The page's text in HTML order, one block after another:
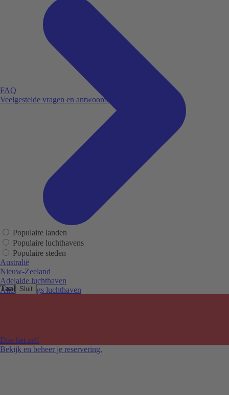
Taal Sluit
FAQ
Veelgestelde vragen en antwoorden.
Doe het zelf
Bekijk en beheer je reservering.
Populaire landen
Populaire luchthavens
Populaire steden
Australië
Nieuw-Zeeland
Adelaide luchthaven
Alice Springs luchthaven
Melbourne Tullamarine luchthaven
Perth luchthaven
Sydney luchthaven